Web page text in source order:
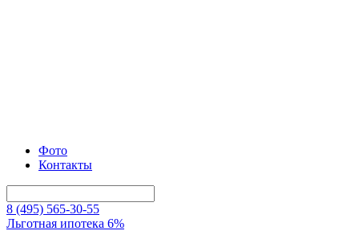
Фото
Контакты
8 (495) 565-30-55
Льготная ипотека 6%